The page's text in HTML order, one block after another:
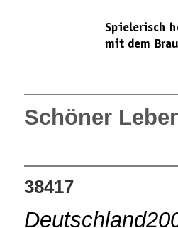
Schöner
38417